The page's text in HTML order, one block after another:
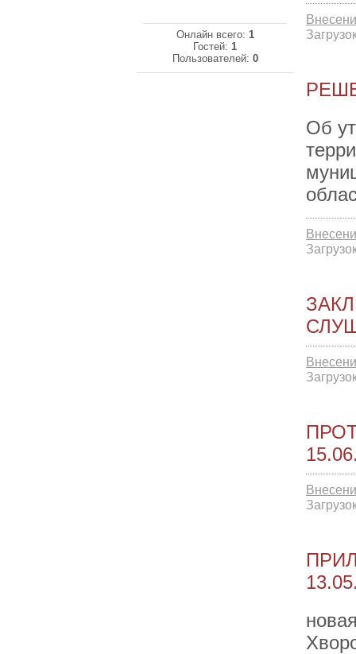
Онлайн всего: 1
Гостей:1
Пользователей: 0
Об